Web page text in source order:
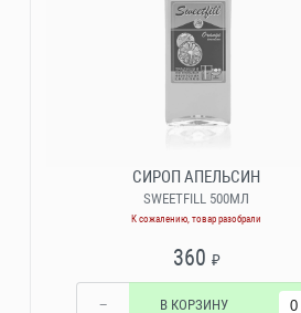
СИРОП АПЕЛЬСИН
SWEETFILL 500МЛ
К сожалению, товар разобрали
360 ₽
− В КОРЗИНУ